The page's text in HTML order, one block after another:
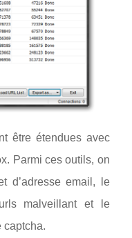
être étendues avec
Parmi ces outils, on
d’adresse email, le
malveillant et le
captcha.